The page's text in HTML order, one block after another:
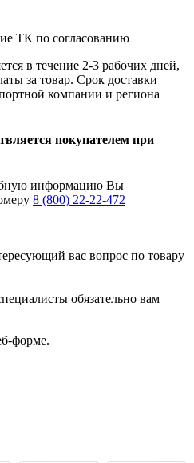
ТК по согласованию
в течение 2-3 рабочих дней,
за товар. Срок доставки
компании и региона
покупателем при
информацию Вы
8 (800) 22-22-472
вас вопрос по товару
обязательно вам
форме.